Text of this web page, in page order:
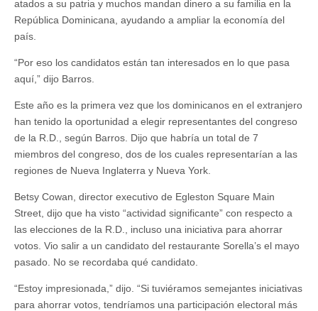
atados a su patria y muchos mandan dinero a su familia en la
República Dominicana, ayudando a ampliar la economía del
país.
“Por eso los candidatos están tan interesados en lo que pasa
aquí,” dijo Barros.
Este año es la primera vez que los dominicanos en el extranjero
han tenido la oportunidad a elegir representantes del congreso
de la R.D., según Barros. Dijo que habría un total de 7
miembros del congreso, dos de los cuales representarían a las
regiones de Nueva Inglaterra y Nueva York.
Betsy Cowan, director executivo de Egleston Square Main
Street, dijo que ha visto “actividad significante” con respecto a
las elecciones de la R.D., incluso una iniciativa para ahorrar
votos. Vio salir a un candidato del restaurante Sorella’s el mayo
pasado. No se recordaba qué candidato.
“Estoy impresionada,” dijo. “Si tuviéramos semejantes iniciativas
para ahorrar votos, tendríamos una participación electoral más